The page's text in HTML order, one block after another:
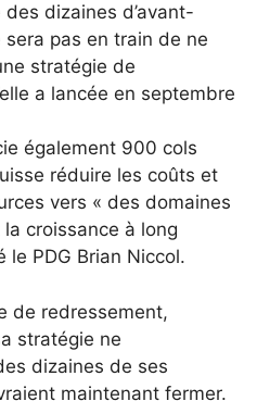
dizaines d’avant-
sera pas en train de ne
stratégie de
a lancée en septembre
également 900 cols
réduire les coûts et
vers « des domaines
croissance à long
le PDG Brian Niccol.
de redressement,
stratégie ne
dizaines de ses
maintenant fermer.